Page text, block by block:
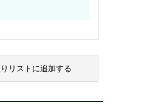
リストに追加する